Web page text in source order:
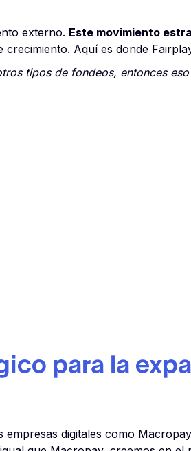
externo. Este movimiento
Aquí es donde
tipos de fondeos, entonces
para la
digitales como